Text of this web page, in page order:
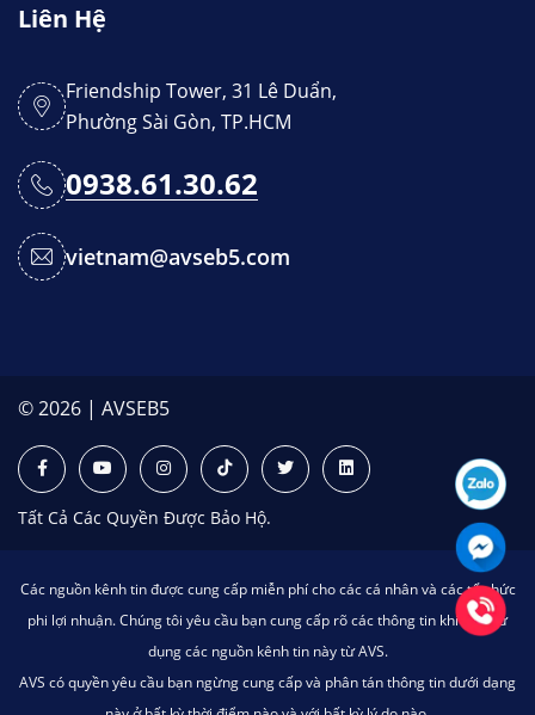
Liên Hệ
Friendship Tower, 31 Lê Duẩn,
Phường Sài Gòn, TP.HCM
0938.61.30.62
vietnam@avseb5.com
© 2026 | AVSEB5
Tất Cả Các Quyền Được Bảo Hộ.
Các nguồn kênh tin được cung cấp miễn phí cho các cá nhân và các tổ chức
phi lợi nhuận. Chúng tôi yêu cầu bạn cung cấp rõ các thông tin khi bạn sử
dụng các nguồn kênh tin này từ AVS.
AVS có quyền yêu cầu bạn ngừng cung cấp và phân tán thông tin dưới dạng